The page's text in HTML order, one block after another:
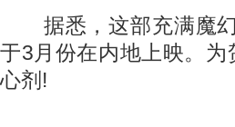
据悉，这部充满魔幻
于3月份在内地上映。
心剂!